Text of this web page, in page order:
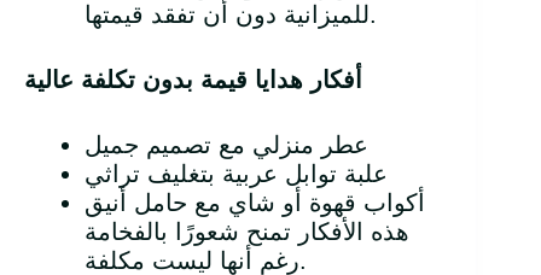
للميزانية دون أن تفقد قيمتها.
أفكار هدايا قيمة بدون تكلفة عالية
عطر منزلي مع تصميم جميل
علبة توابل عربية بتغليف تراثي
أكواب قهوة أو شاي مع حامل أنيق
هذه الأفكار تمنح شعورًا بالفخامة
رغم أنها ليست مكلفة.